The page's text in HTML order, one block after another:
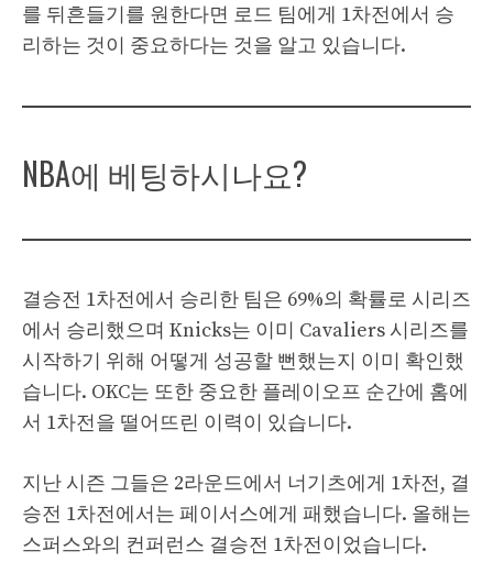
를 뒤흔들기를 원한다면 로드 팀에게 1차전에서 승
리하는 것이 중요하다는 것을 알고 있습니다.
NBA에 베팅하시나요?
결승전 1차전에서 승리한 팀은 69%의 확률로 시리즈
에서 승리했으며 Knicks는 이미 Cavaliers 시리즈를
시작하기 위해 어떻게 성공할 뻔했는지 이미 확인했
습니다. OKC는 또한 중요한 플레이오프 순간에 홈에
서 1차전을 떨어뜨린 이력이 있습니다.
지난 시즌 그들은 2라운드에서 너기츠에게 1차전, 결
승전 1차전에서는 페이서스에게 패했습니다. 올해는
스퍼스와의 컨퍼런스 결승전 1차전이었습니다.